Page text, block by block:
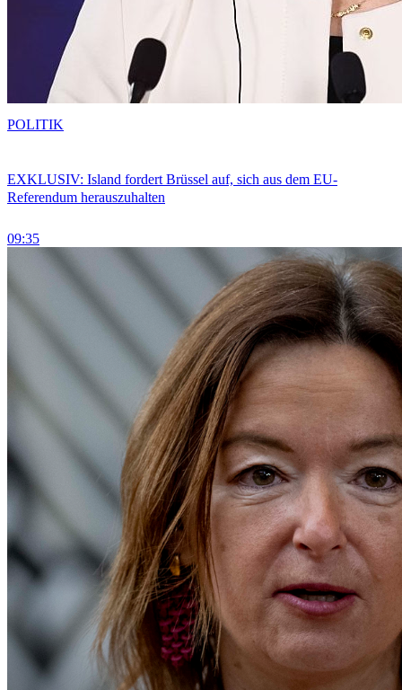
EXKLUSIV: Island fordert Brüssel auf, sich aus dem EU-
Referendum herauszuhalten
09:35
POLITIK